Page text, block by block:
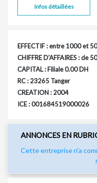
Infos détaillées
EFFECTIF : entre 1000 et
CHIFFRE D'AFFAIRES :
CAPITAL : Filiale 0.00 DH
RC : 23265 Tanger
CREATION : 2004
ICE : 001684519000026
ANNONCES EN
Cette entreprise n'a